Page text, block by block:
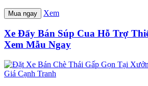
Mua ngay Xem
Xe Đẩy Bán Súp Cua Hỗ Trợ
Xem Mẫu Ngay